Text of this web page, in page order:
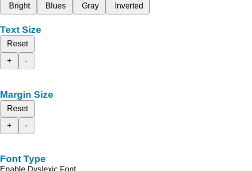
Bright
Blues Gray Inverted
Text Size
Reset
+
-
Margin Size
Reset
+
-
Font Type
Enable Dyslexic Font